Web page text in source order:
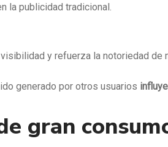
la publicidad tradicional.
y refuerza la notoriedad de
generado por otros usuarios
gran